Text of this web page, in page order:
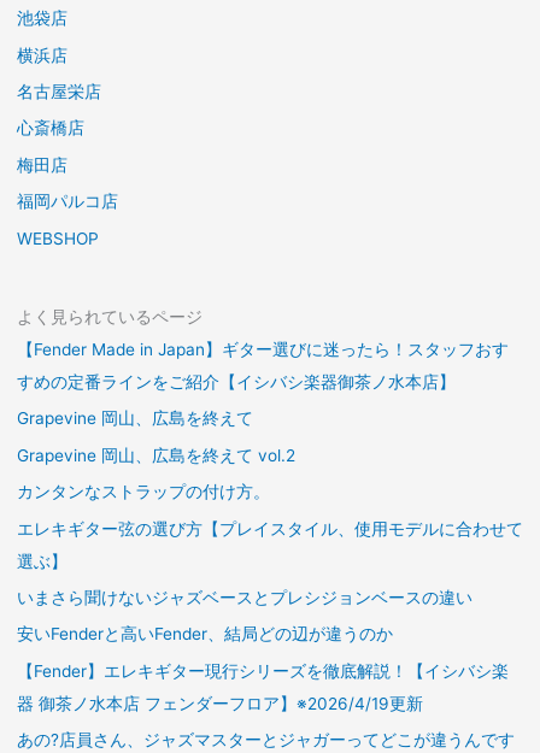
池袋店
横浜店
名古屋栄店
心斎橋店
梅田店
福岡パルコ店
WEBSHOP
よく見られているページ
【Fender Made in Japan】ギター選びに迷ったら！スタッフおす
すめの定番ラインをご紹介【イシバシ楽器御茶ノ水本店】
Grapevine 岡山、広島を終えて
Grapevine 岡山、広島を終えて vol.2
カンタンなストラップの付け方。
エレキギター弦の選び方【プレイスタイル、使用モデルに合わせて
選ぶ】
いまさら聞けないジャズベースとプレシジョンベースの違い
安いFenderと高いFender、結局どの辺が違うのか
【Fender】エレキギター現行シリーズを徹底解説！【イシバシ楽
器 御茶ノ水本店 フェンダーフロア】※2026/4/19更新
あの?店員さん、ジャズマスターとジャガーってどこが違うんです